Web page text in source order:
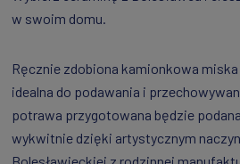
w swoim domu.
Ręcznie zdobiona kamionkowa
idealna do podawania i
potrawa przygotowana będzie
wykwitnie dzięki artystycznym